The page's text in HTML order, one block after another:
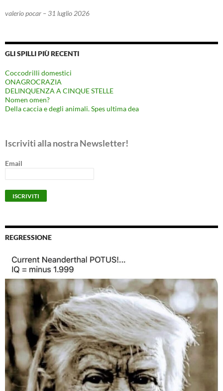
valerio pocar – 31 luglio 2026
GLI SPILLI PIÙ RECENTI
Coccodrilli domestici
ONAGROCRAZIA
DELINQUENZA A CINQUE STELLE
Nomen omen?
Della caccia e degli animali. Spes ultima dea
Iscriviti alla nostra Newsletter!
Email
REGRESSIONE